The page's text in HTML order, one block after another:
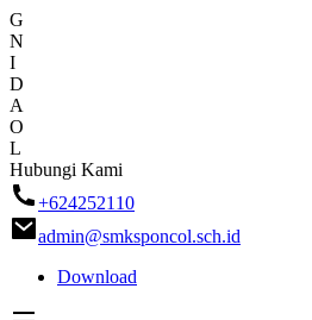
G
N
I
D
A
O
L
Skip
to
content
Hubungi Kami
+624252110
admin@smksponcol.sch.id
Download